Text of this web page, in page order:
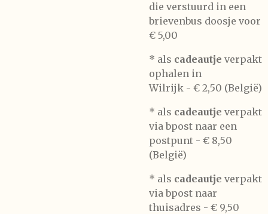
die verstuurd in een
brievenbus doosje voor
€ 5,00
* als cadeautje verpakt
ophalen in
Wilrijk - € 2,50 (België)
* als cadeautje verpakt
via bpost naar een
postpunt - € 8,50
(België)
* als cadeautje verpakt
via bpost naar
thuisadres - € 9,50